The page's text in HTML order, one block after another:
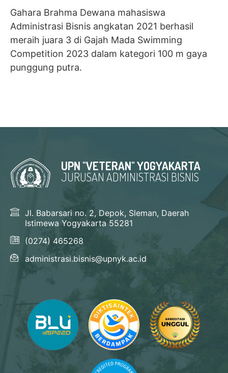
Gahara Brahma Dewana mahasiswa
Administrasi Bisnis angkatan 2021 berhasil
meraih juara 3 di Gajah Mada Swimming
Competition 2023 dalam kategori 100 m gaya
punggung putra.
UPN "VETERAN" YOGYAKARTA
JURUSAN ADMINISTRASI BISNIS
Jl. Babarsari no. 2, Depok, Sleman, Daerah
Istimewa Yogyakarta 55281
(0274) 465268
administrasi.bisnis@upnyk.ac.id